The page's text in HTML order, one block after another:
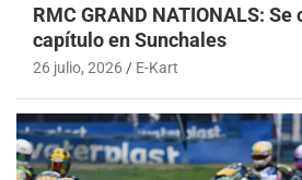
RMC GRAND NATIONALS:
capítulo en Sunchales
26 julio, 2026 E-Kart